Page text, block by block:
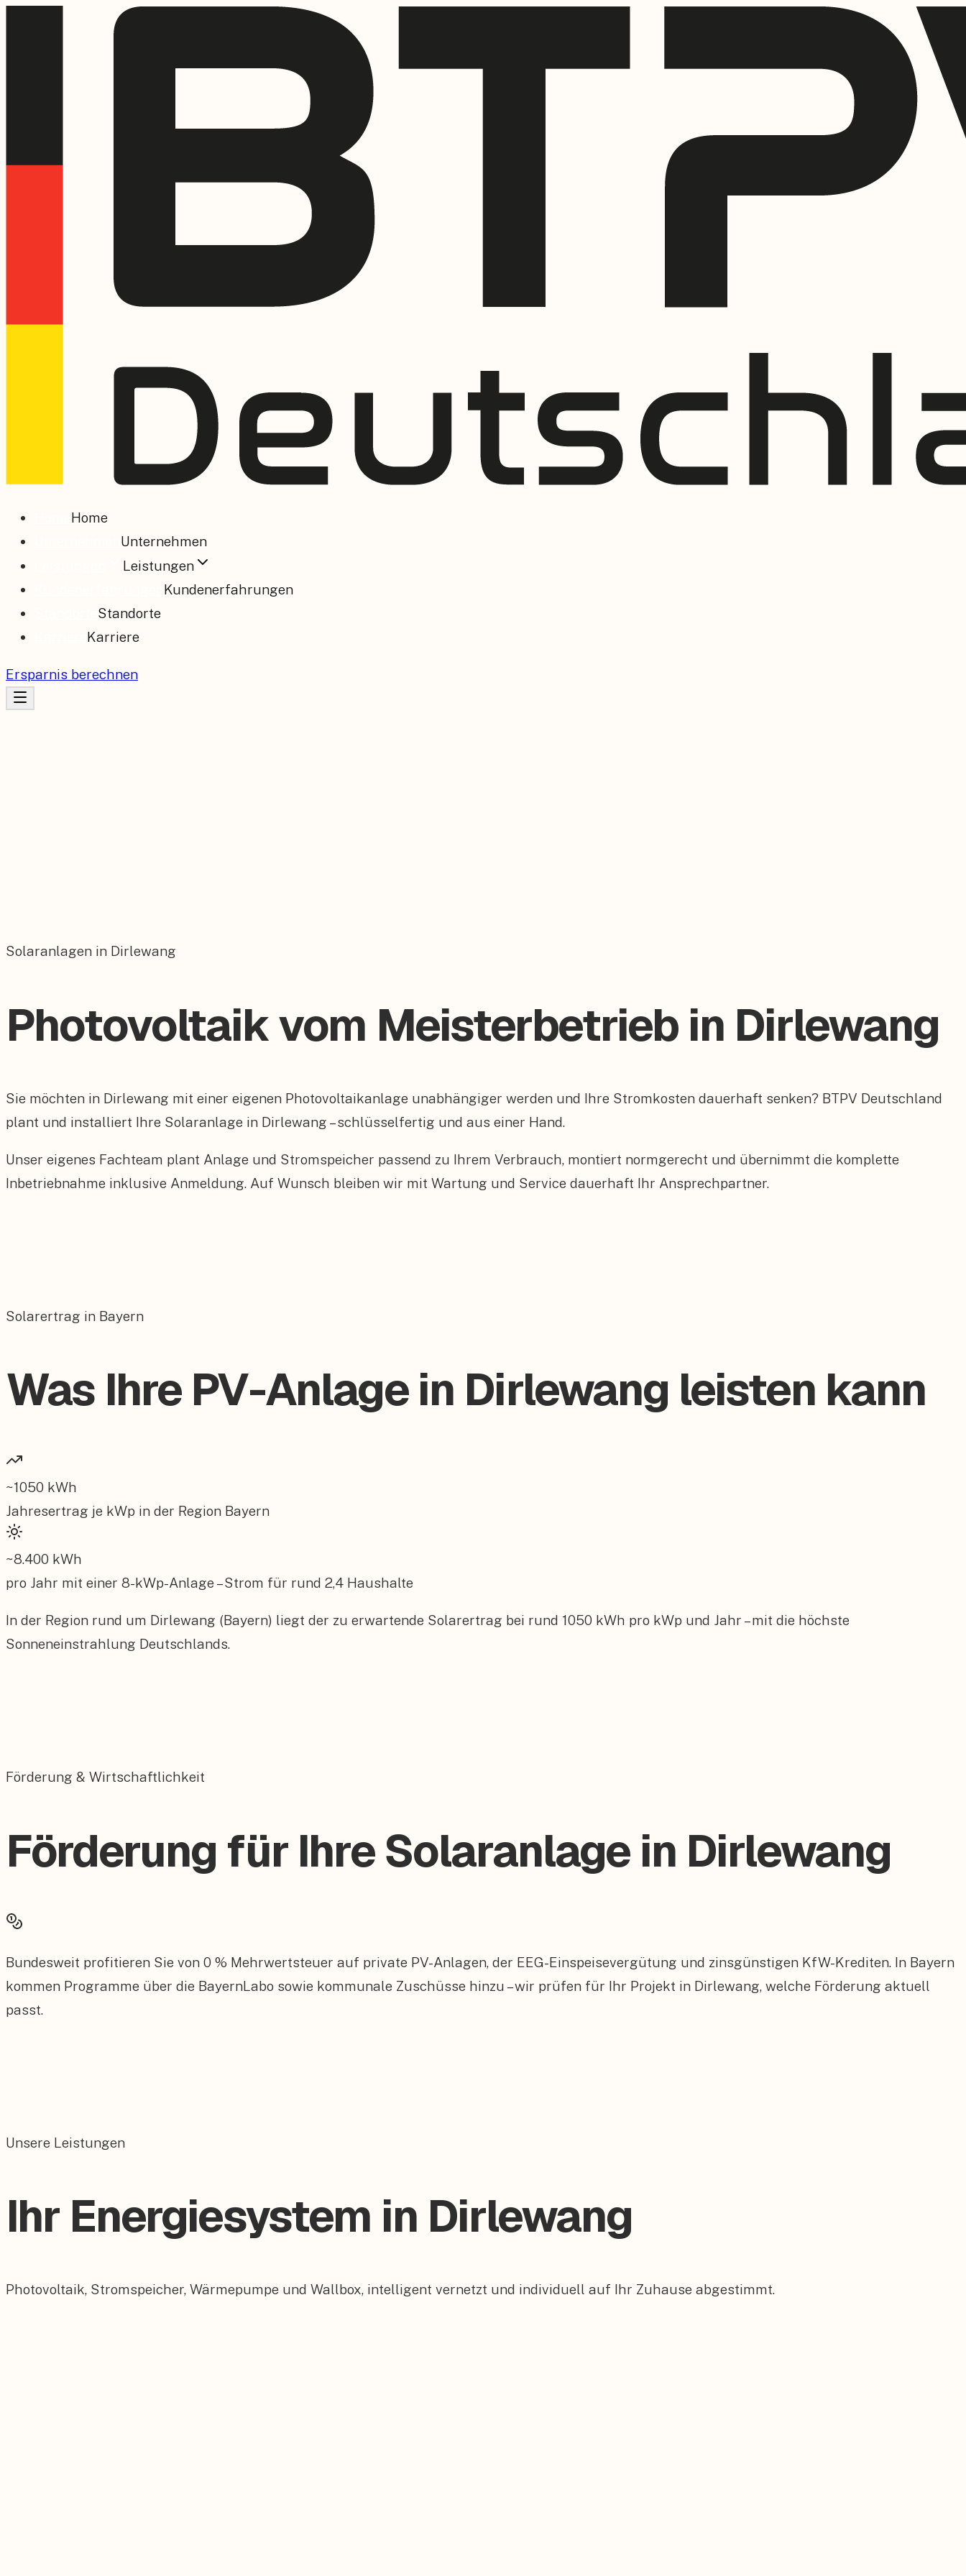
Home
Unternehmen
Leistungen
Kundenerfahrungen
Standorte
Karriere
Ersparnis berechnen
Solaranlagen in Dirlewang
Photovoltaik vom Meisterbetrieb in Dirlewang
Sie möchten in Dirlewang mit einer eigenen Photovoltaikanlage unabhängiger werden und Ihre Stromkosten dauerhaft senken? BTPV Deutschland
plant und installiert Ihre Solaranlage in Dirlewang – schlüsselfertig und aus einer Hand.
Unser eigenes Fachteam plant Anlage und Stromspeicher passend zu Ihrem Verbrauch, montiert normgerecht und übernimmt die komplette
Inbetriebnahme inklusive Anmeldung. Auf Wunsch bleiben wir mit Wartung und Service dauerhaft Ihr Ansprechpartner.
Solarertrag in Bayern
Was Ihre PV-Anlage in Dirlewang leisten kann
~1050 kWh
Jahresertrag je kWp in der Region Bayern
~8.400 kWh
pro Jahr mit einer 8-kWp-Anlage – Strom für rund 2,4 Haushalte
In der Region rund um Dirlewang (Bayern) liegt der zu erwartende Solarertrag bei rund 1050 kWh pro kWp und Jahr – mit die höchste
Sonneneinstrahlung Deutschlands.
Förderung & Wirtschaftlichkeit
Förderung für Ihre Solaranlage in Dirlewang
Bundesweit profitieren Sie von 0 % Mehrwertsteuer auf private PV-Anlagen, der EEG-Einspeisevergütung und zinsgünstigen KfW-Krediten. In Bayern
kommen Programme über die BayernLabo sowie kommunale Zuschüsse hinzu – wir prüfen für Ihr Projekt in Dirlewang, welche Förderung aktuell
passt.
Unsere Leistungen
Ihr Energiesystem in Dirlewang
Photovoltaik, Stromspeicher, Wärmepumpe und Wallbox, intelligent vernetzt und individuell auf Ihr Zuhause abgestimmt.